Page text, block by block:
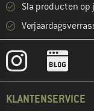
Sla producten
KLANTENSERVICE